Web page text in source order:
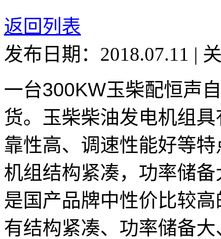
返回列表
发布日期：2018.07.11 |
一台300KW玉柴配恒声
货。玉柴柴油发电机组
靠性高、调速性能好等
机组结构紧凑，功率储
是国产品牌中性价比较
有结构紧凑、功率储备